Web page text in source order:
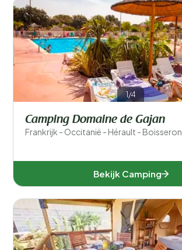
1/4
Camping Domaine de Gajan
Frankrijk - Occitanië - Hérault - Boisseron
Bekijk Camping